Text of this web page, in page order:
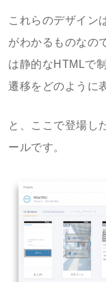
これらのデザイン
がわかるものなの
は静的なHTMLで
遷移をどのように
と、ここで登場し
ールです。